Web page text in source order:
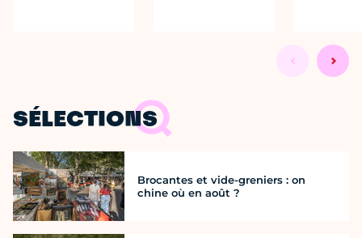
SÉLECTIONS
Brocantes et vide-greniers : on
chine où en août ?